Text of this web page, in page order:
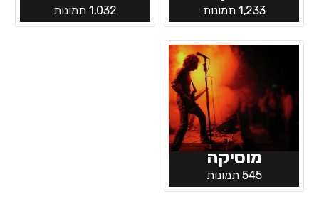
1,233 תמונות 1,032 תמונות
מוסיקה
545 תמונות